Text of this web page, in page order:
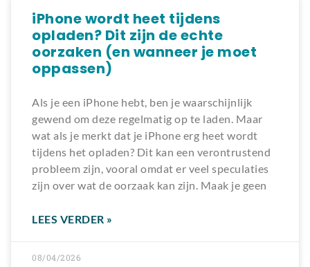
iPhone wordt heet tijdens
opladen? Dit zijn de echte
oorzaken (en wanneer je moet
oppassen)
Als je een iPhone hebt, ben je waarschijnlijk
gewend om deze regelmatig op te laden. Maar
wat als je merkt dat je iPhone erg heet wordt
tijdens het opladen? Dit kan een verontrustend
probleem zijn, vooral omdat er veel speculaties
zijn over wat de oorzaak kan zijn. Maak je geen
LEES VERDER »
08/04/2026